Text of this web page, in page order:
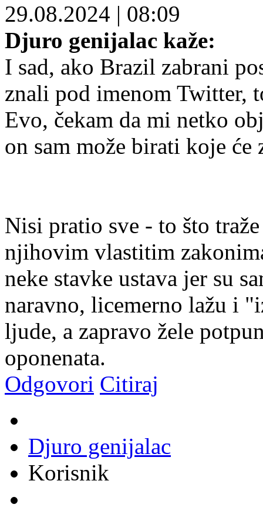
29.08.2024 | 08:09
Djuro genijalac kaže:
I sad, ako Brazil zabrani
znali pod imenom Twitter,
Evo, čekam da mi netko
on sam može birati koje će
Nisi pratio sve - to što
njihovim vlastitim
neke stavke ustava jer su
naravno, licemerno lažu i
ljude, a zapravo žele
oponenata.
Odgovori Citiraj
Djuro genijalac
Korisnik